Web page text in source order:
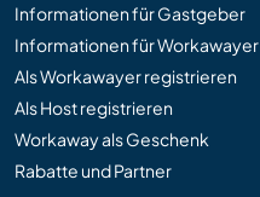
Informationen für Gastgeber
Informationen für Workawayer
Als Workawayer registrieren
Als Host registrieren
Workaway als Geschenk
Rabatte und Partner